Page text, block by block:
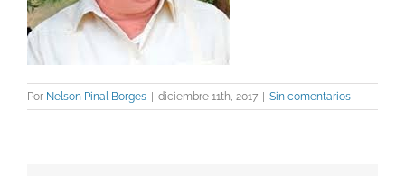
Por Nelson Pinal Borges | diciembre 11th, 2017 | Sin comentarios